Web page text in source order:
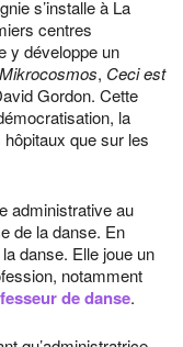
s’installe à La
centres
y développe un
Mikrocosmos, Ceci est
Gordon. Cette
la
que sur les
administrative au
de la danse. En
danse. Elle joue un
notamment
de danse.